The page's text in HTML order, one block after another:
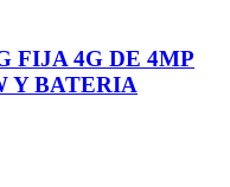
FIJA 4G DE 4MP
Y BATERIA